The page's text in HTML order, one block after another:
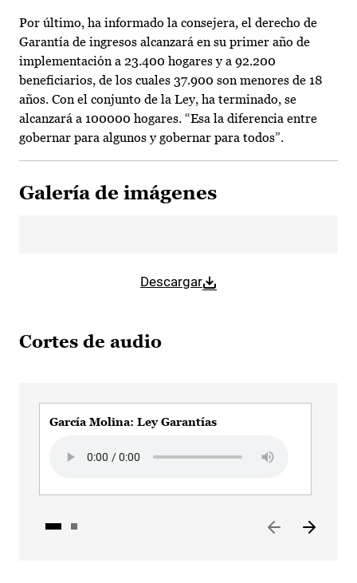
Por último, ha informado la consejera, el derecho de
Garantía de ingresos alcanzará en su primer año de
implementación a 23.400 hogares y a 92.200
beneficiarios, de los cuales 37.900 son menores de 18
años. Con el conjunto de la Ley, ha terminado, se
alcanzará a 100000 hogares. “Esa la diferencia entre
gobernar para algunos y gobernar para todos”.
Galería de imágenes
Descargar
Cortes de audio
García Molina: Ley Garantías